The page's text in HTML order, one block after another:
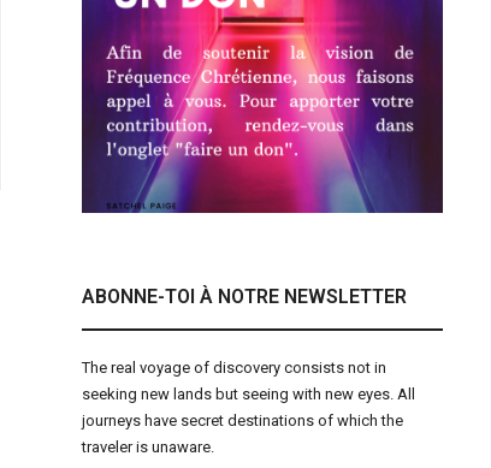
ABONNE-TOI À NOTRE NEWSLETTER
The real voyage of discovery consists not in
seeking new lands but seeing with new eyes. All
journeys have secret destinations of which the
traveler is unaware.